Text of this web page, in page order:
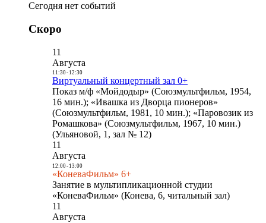
Сегодня нет событий
Скоро
11
Августа
11:30- 12:30
Виртуальный концертный зал 0+
Показ м/ф «Мойдодыр» (Союзмультфильм, 1954,
16 мин.); «Ивашка из Дворца пионеров»
(Союзмультфильм, 1981, 10 мин.); «Паровозик из
Ромашкова» (Союзмультфильм, 1967, 10 мин.)
(Ульяновой, 1, зал № 12)
11
Августа
12:00- 13:00
«КоневаФильм» 6+
Занятие в мультипликационной студии
«КоневаФильм» (Конева, 6, читальный зал)
11
Августа